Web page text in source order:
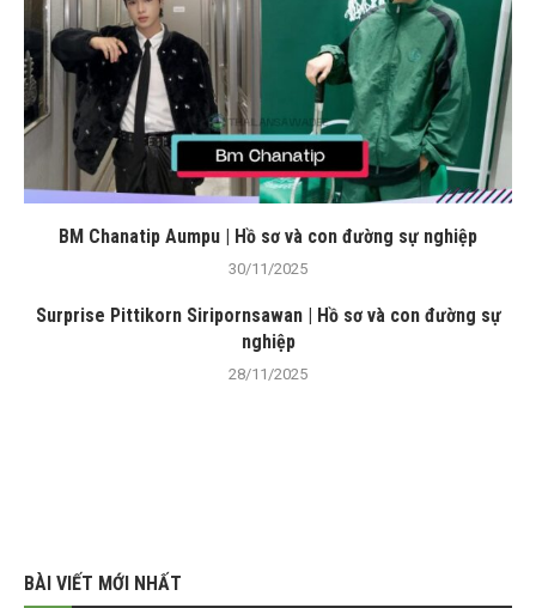
BM Chanatip Aumpu | Hồ sơ và con đường sự nghiệp
30/11/2025
Surprise Pittikorn Siripornsawan | Hồ sơ và con đường sự
nghiệp
28/11/2025
BÀI VIẾT MỚI NHẤT